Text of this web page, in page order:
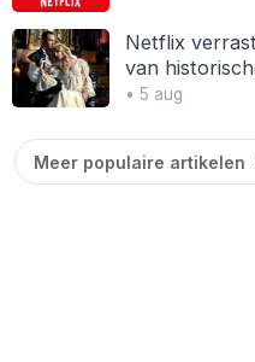
Netflix
van
• 5 aug
Meer populaire artikelen